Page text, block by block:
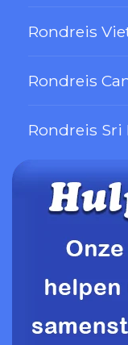
Rondreis
Rondreis
Rondreis Sri